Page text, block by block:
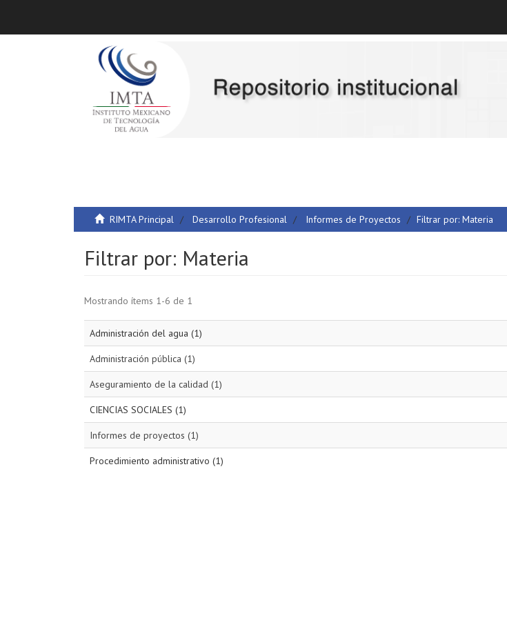
RIMTA Principal Desarrollo Profesional Informes de Proyectos Filtrar por: Materia
Filtrar por: Materia
Mostrando ítems 1-6 de 1
Administración del agua (1)
Administración pública (1)
Aseguramiento de la calidad (1)
CIENCIAS SOCIALES (1)
Informes de proyectos (1)
Procedimiento administrativo (1)